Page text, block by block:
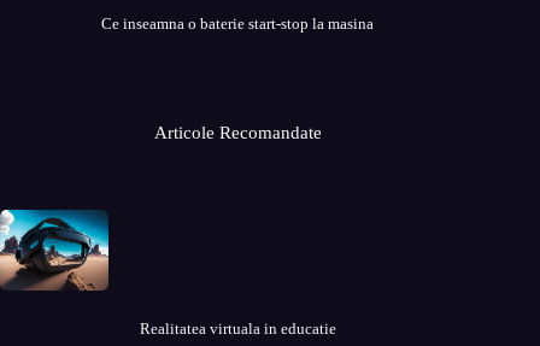
Ce inseamna o baterie start-stop la masina
Articole Recomandate
Realitatea virtuala in educatie